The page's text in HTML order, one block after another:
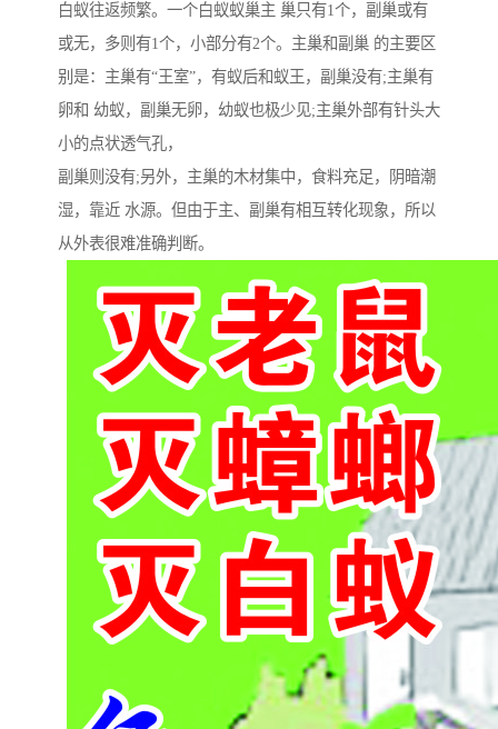
白蚁往返频繁。一个白蚁蚁巢主 巢只有1个，副巢或有
或无，多则有1个，小部分有2个。主巢和副巢 的主要区
别是：主巢有“王室”，有蚁后和蚁王，副巢没有;主巢有
卵和 幼蚁，副巢无卵，幼蚁也极少见;主巢外部有针头大
小的点状透气孔，
副巢则没有;另外，主巢的木材集中，食料充足，阴暗潮
湿，靠近 水源。但由于主、副巢有相互转化现象，所以
从外表很难准确判断。